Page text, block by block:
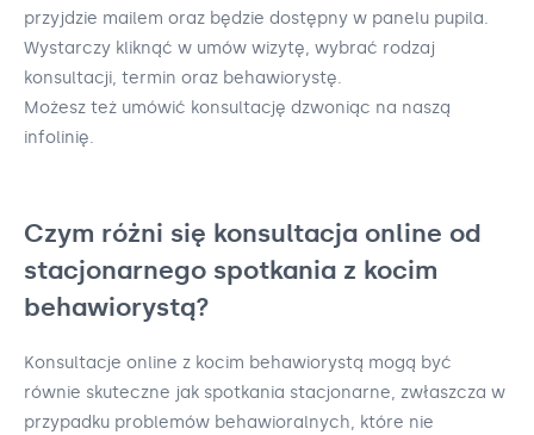
przyjdzie mailem oraz będzie dostępny w panelu pupila.
Wystarczy kliknąć w umów wizytę, wybrać rodzaj
konsultacji, termin oraz behawiorystę.
Możesz też umówić konsultację dzwoniąc na naszą
infolinię.
Czym różni się konsultacja online od
stacjonarnego spotkania z kocim
behawiorystą?
Konsultacje online z kocim behawiorystą mogą być
równie skuteczne jak spotkania stacjonarne, zwłaszcza w
przypadku problemów behawioralnych, które nie